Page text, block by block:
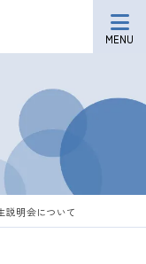
MENU
説明会について